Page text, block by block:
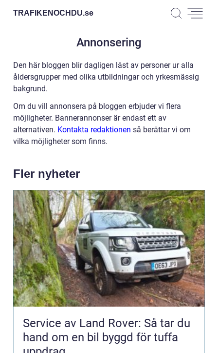
TRAFIKENOCHDU.se
Annonsering
Den här bloggen blir dagligen läst av personer ur alla
åldersgrupper med olika utbildningar och yrkesmässig
bakgrund.
Om du vill annonsera på bloggen erbjuder vi flera
möjligheter. Bannerannonser är endast ett av
alternativen. Kontakta redaktionen så berättar vi om
vilka möjligheter som finns.
Fler nyheter
Service av Land Rover: Så tar du
hand om en bil byggd för tuffa